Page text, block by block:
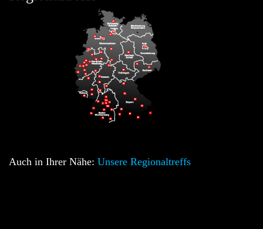
Auch in Ihrer Nähe: Unsere Regionaltreffs